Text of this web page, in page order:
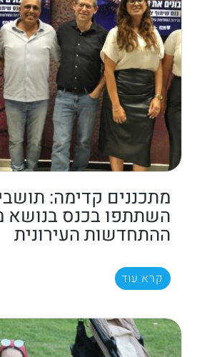
מתכננים קדימה:
השתתפו בכנס בנושא
ההתחדשות העירונית
קרא עוד